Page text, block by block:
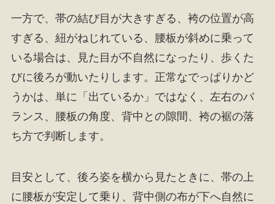
一方で、帯の結び目が大きすぎる、袴の位置が高
すぎる、紐がねじれている、腰板が斜めに乗って
いる場合は、見た目が不自然になったり、歩くた
びに後ろが動いたりします。正常なでっぱりかど
うかは、単に「出ているか」ではなく、左右のバ
ランス、腰板の角度、背中との隙間、袴の裾の落
ち方で判断します。
目安として、後ろ姿を横から見たときに、帯の上
に腰板が安定して乗り、背中側の布が下へ自然に